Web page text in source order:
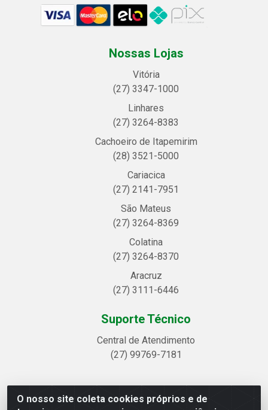
O nosso site coleta cookies próprios e de
Nossas Lojas
Vitória
(27) 3347-1000
Linhares
(27) 3264-8383
Cachoeiro de Itapemirim
(28) 3521-5000
Cariacica
(27) 2141-7951
São Mateus
(27) 3264-8369
Colatina
(27) 3264-8370
Aracruz
(27) 3111-6446
Suporte Técnico
Central de Atendimento
(27) 99769-7181
Linhavix Distribuidora LTDA - Avenida Alegre, 2521 -